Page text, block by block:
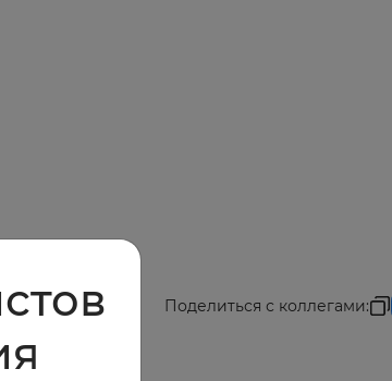
Поделиться с коллегами: